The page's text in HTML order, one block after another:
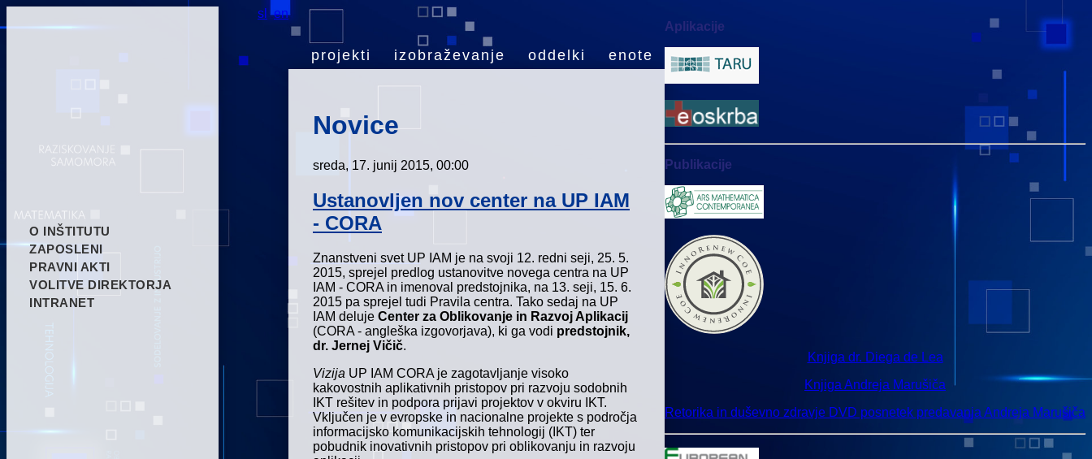
projekti izobraževanje oddelki enote
O INŠTITUTU
ZAPOSLENI
PRAVNI AKTI
VOLITVE DIREKTORJA
INTRANET
sl en
Novice
sreda, 17. junij 2015, 00:00
Ustanovljen nov center na UP IAM
- CORA
Znanstveni svet UP IAM je na svoji 12. redni seji, 25. 5.
2015, sprejel predlog ustanovitve novega centra na UP
IAM - CORA in imenoval predstojnika, na 13. seji, 15. 6.
2015 pa sprejel tudi Pravila centra. Tako sedaj na UP
IAM deluje Center za Oblikovanje in Razvoj Aplikacij
(CORA - angleška izgovorjava), ki ga vodi predstojnik,
dr. Jernej Vičič.
Vizija UP IAM CORA je zagotavljanje visoko
kakovostnih aplikativnih pristopov pri razvoju sodobnih
IKT rešitev in podpora prijavi projektov v okviru IKT.
Vključen je v evropske in nacionalne projekte s področja
informacijsko komunikacijskih tehnologij (IKT) ter
pobudnik inovativnih pristopov pri oblikovanju in razvoju
Aplikacije
Publikacije
Knjiga dr. Diega de Lea
Knjiga Andreja Marušiča
Retorika in duševno zdravje DVD posnetek predavanja Andreja Marušiča